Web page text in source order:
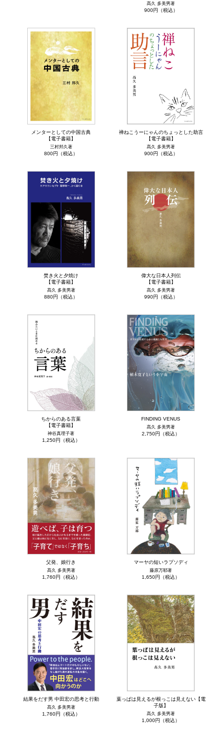
髙久 多美男著
900円（税込）
メンターとしての中国古典
【電子書籍】
三村邦久著
800円（税込）
禅ねこうーにゃんのちょっとした助言
【電子書籍】
髙久 多美男著
900円（税込）
焚き火と夕焼け
【電子書籍】
髙久 多美男著
880円（税込）
偉大な日本人列伝
【電子書籍】
髙久 多美男著
990円（税込）
ちからのある言葉
【電子書籍】
神谷真理子著
1,250円（税込）
FINDING VENUS
髙久 多美男著
2,750円（税込）
父発、娘行き
髙久 多美男著
1,760円（税込）
マーヤの短いラプソディ
藤原万耶著
1,650円（税込）
結果をだす男 中田宏の思考と行動
髙久 多美男著
1,760円（税込）
葉っぱは見えるが根っこは見えない【電
子版】
髙久 多美男著
1,000円（税込）